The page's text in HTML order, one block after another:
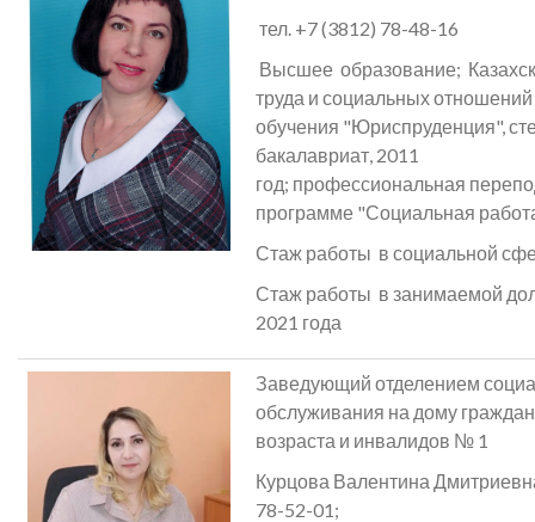
тел. +7 (3812) 78-48-16
Высшее образование;
труда и социальных
обучения "Юриспруденция",
бакалавриат, 2011
год; профессиональная
программе "Социальная
Стаж работы в социальной
Стаж работы в занимаемой
2021 года
Заведующий отделением
обслуживания на дому
возраста и инвалидов № 1
Курцова Валентина
78-52-01;